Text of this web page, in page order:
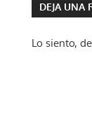
DEJA UNA
Lo siento,